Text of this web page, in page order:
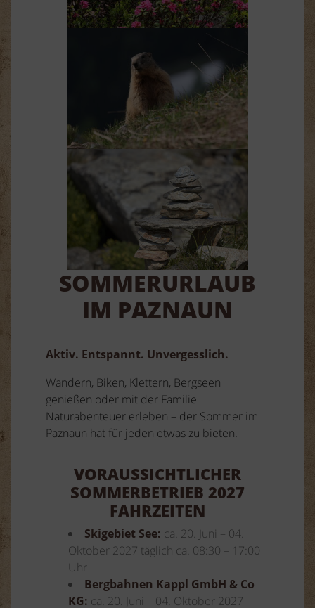
SOMMERURLAUB
IM PAZNAUN
Aktiv. Entspannt. Unvergesslich.
Wandern, Biken, Klettern, Bergseen
genießen oder mit der Familie
Naturabenteuer erleben – der Sommer im
Paznaun hat für jeden etwas zu bieten.
VORAUSSICHTLICHER
SOMMERBETRIEB 2027
FAHRZEITEN
Skigebiet See: ca. 20. Juni – 04.
Oktober 2027 täglich ca. 08:30 – 17:00
Uhr
Bergbahnen Kappl GmbH & Co
KG: ca. 20. Juni – 04. Oktober 2027